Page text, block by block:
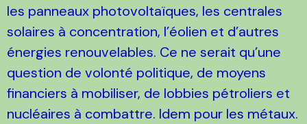
les panneaux photovoltaïques, les centrales
solaires à concentration, l’éolien et d’autres
énergies renouvelables. Ce ne serait qu’une
question de volonté politique, de moyens
financiers à mobiliser, de lobbies pétroliers et
nucléaires à combattre. Idem pour les métaux.